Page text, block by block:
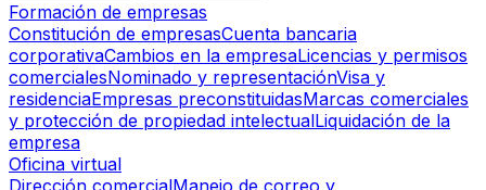
Formación de empresas
Constitución de empresasCuenta bancaria
corporativaCambios en la empresaLicencias y permisos
comercialesNominado y representaciónVisa y
residenciaEmpresas preconstituidasMarcas comerciales
y protección de propiedad intelectualLiquidación de la
empresa
Oficina virtual
Dirección comercialManejo de correo y